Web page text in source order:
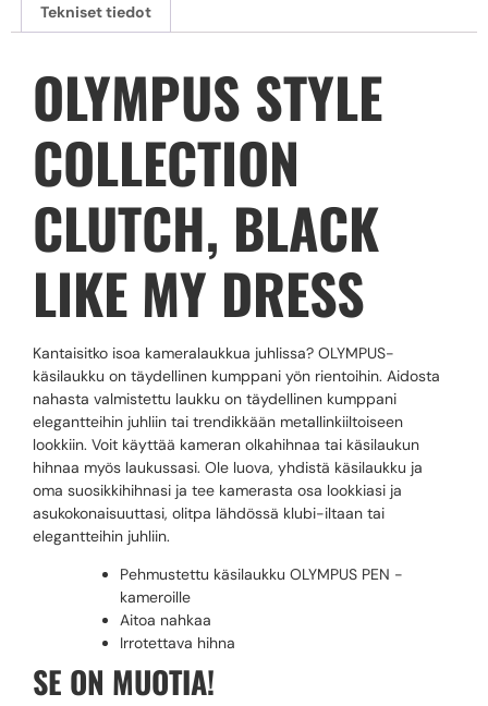
Tekniset tiedot
OLYMPUS STYLE
COLLECTION
CLUTCH, BLACK
LIKE MY DRESS
Kantaisitko isoa kameralaukkua juhlissa? OLYMPUS-
käsilaukku on täydellinen kumppani yön rientoihin. Aidosta
nahasta valmistettu laukku on täydellinen kumppani
elegantteihin juhliin tai trendikkään metallinkiiltoiseen
lookkiin. Voit käyttää kameran olkahihnaa tai käsilaukun
hihnaa myös laukussasi. Ole luova, yhdistä käsilaukku ja
oma suosikkihihnasi ja tee kamerasta osa lookkiasi ja
asukokonaisuuttasi, olitpa lähdössä klubi-iltaan tai
elegantteihin juhliin.
Pehmustettu käsilaukku OLYMPUS PEN -
kameroille
Aitoa nahkaa
Irrotettava hihna
SE ON MUOTIA!